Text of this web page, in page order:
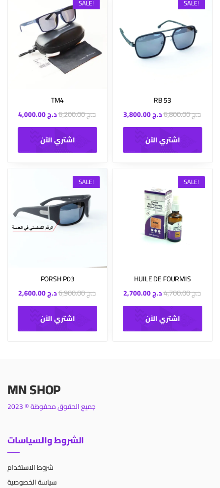
SALE!
TM4
د.ج4,000.00 د.ج6,200.00
اشتري الآن
SALE!
RB 53
د.ج3,800.00 د.ج6,800.00
اشتري الآن
SALE!
PORSH P03
د.ج2,600.00 د.ج6,900.00
اشتري الآن
SALE!
HUILE DE FOURMIS
د.ج2,700.00 د.ج4,700.00
اشتري الآن
MN SHOP
جميع الحقوق محفوظة © 2023
الشروط والسياسات
شروط الاستخدام
سياسة الخصوصية